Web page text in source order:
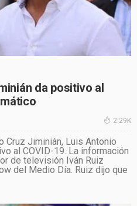
da positivo al
2.29K
Cruz Jiminián, Luis Antonio
al COVID-19. La información
de televisión Iván Ruiz
del Medio Día. Ruiz dijo que